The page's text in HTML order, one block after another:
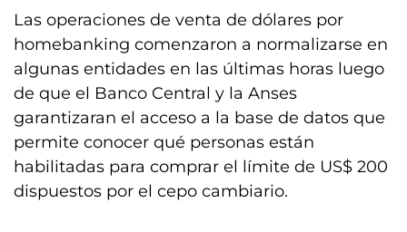
Las operaciones de venta de dólares por
homebanking comenzaron a normalizarse en
algunas entidades en las últimas horas luego
de que el Banco Central y la Anses
garantizaran el acceso a la base de datos que
permite conocer qué personas están
habilitadas para comprar el límite de US$ 200
dispuestos por el cepo cambiario.